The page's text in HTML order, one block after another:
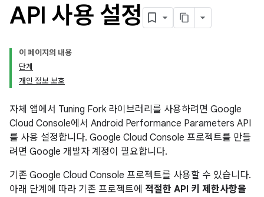
API 사용 설정
이 페이지의 내용
단계
개인 정보 보호
자체 앱에서 Tuning Fork 라이브러리를 사용하려면 Google
Cloud Console에서 Android Performance Parameters API
를 사용 설정합니다. Google Cloud Console 프로젝트를 만들
려면 Google 개발자 계정이 필요합니다.
기존 Google Cloud Console 프로젝트를 사용할 수 있습니다.
아래 단계에 따라 기존 프로젝트에 적절한 API 키 제한사항을